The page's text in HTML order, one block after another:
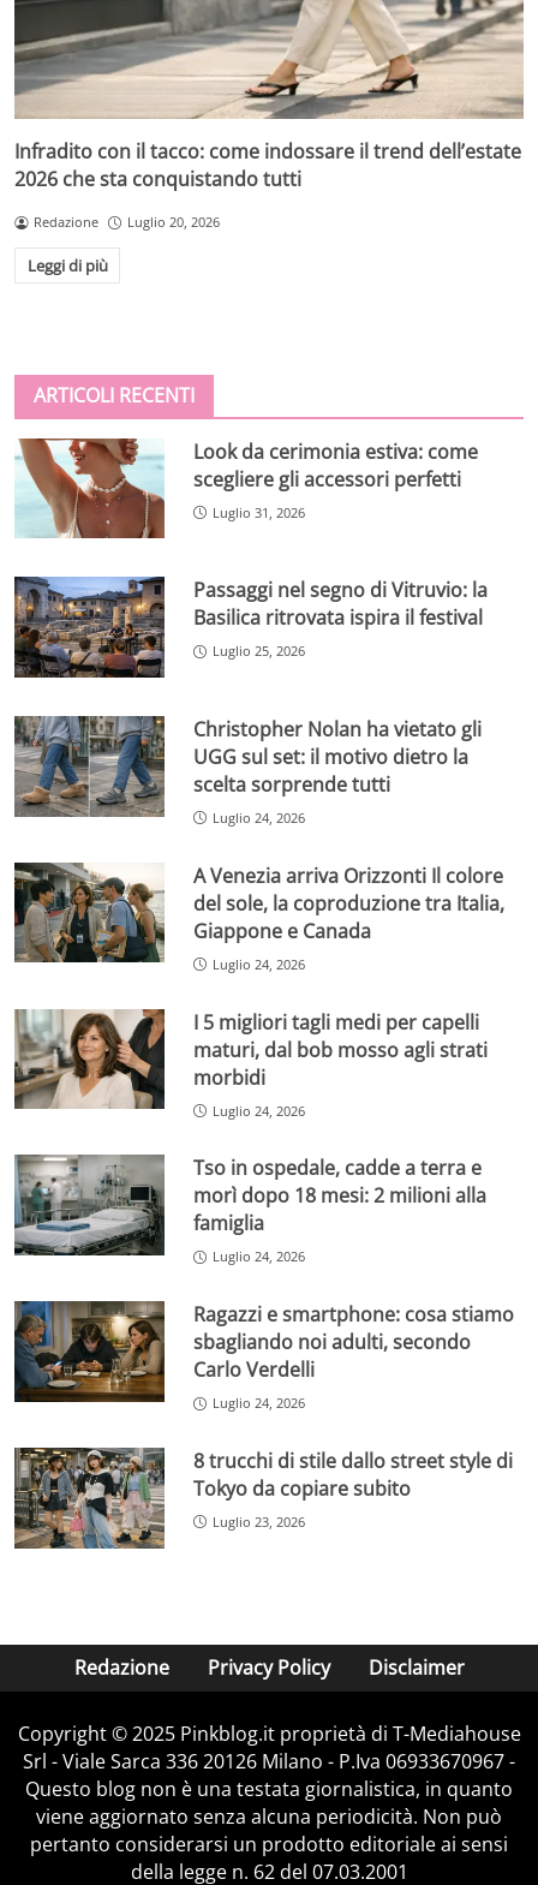
Infradito con il tacco: come indossare il trend dell’estate
2026 che sta conquistando tutti
Redazione Luglio 20, 2026
Leggi di più
ARTICOLI RECENTI
Look da cerimonia estiva: come
scegliere gli accessori perfetti
Luglio 31, 2026
Passaggi nel segno di Vitruvio: la
Basilica ritrovata ispira il festival
Luglio 25, 2026
Christopher Nolan ha vietato gli
UGG sul set: il motivo dietro la
scelta sorprende tutti
Luglio 24, 2026
A Venezia arriva Orizzonti Il colore
del sole, la coproduzione tra Italia,
Giappone e Canada
Luglio 24, 2026
I 5 migliori tagli medi per capelli
maturi, dal bob mosso agli strati
morbidi
Luglio 24, 2026
Tso in ospedale, cadde a terra e
morì dopo 18 mesi: 2 milioni alla
famiglia
Luglio 24, 2026
Ragazzi e smartphone: cosa stiamo
sbagliando noi adulti, secondo
Carlo Verdelli
Luglio 24, 2026
8 trucchi di stile dallo street style di
Tokyo da copiare subito
Luglio 23, 2026
Redazione Privacy Policy Disclaimer
Copyright © 2025 Pinkblog.it proprietà di T-Mediahouse
Srl - Viale Sarca 336 20126 Milano - P.Iva 06933670967 -
Questo blog non è una testata giornalistica, in quanto
viene aggiornato senza alcuna periodicità. Non può
pertanto considerarsi un prodotto editoriale ai sensi
della legge n. 62 del 07.03.2001